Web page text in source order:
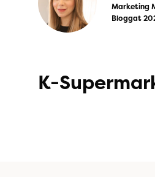
Marketing
Bloggat
K-